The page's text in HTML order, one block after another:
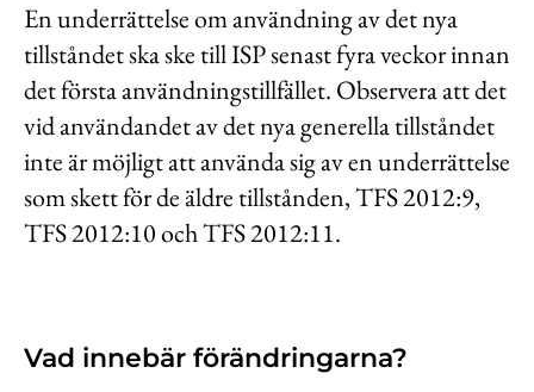
En underrättelse om användning av det nya
tillståndet ska ske till ISP senast fyra veckor innan
det första användningstillfället. Observera att det
vid användandet av det nya generella tillståndet
inte är möjligt att använda sig av en underrättelse
som skett för de äldre tillstånden, TFS 2012:9,
TFS 2012:10 och TFS 2012:11.
Vad innebär förändringarna?